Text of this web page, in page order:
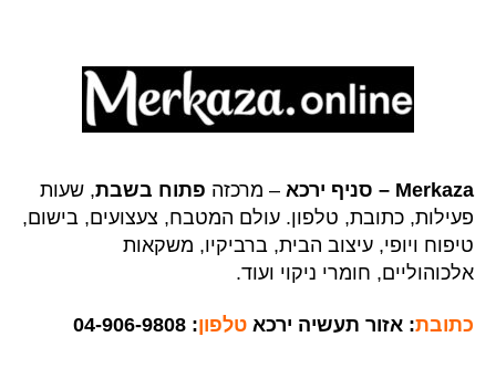
Merkaza – סניף ירכא – מרכזה פתוח בשבת, שעות
פעילות, כתובת, טלפון. עולם המטבח, צעצועים, בישום,
טיפוח ויופי, עיצוב הבית, ברביקיו, משקאות
אלכוהוליים, חומרי ניקוי ועוד.
כתובת: אזור תעשיה ירכא טלפון: 04-906-9808